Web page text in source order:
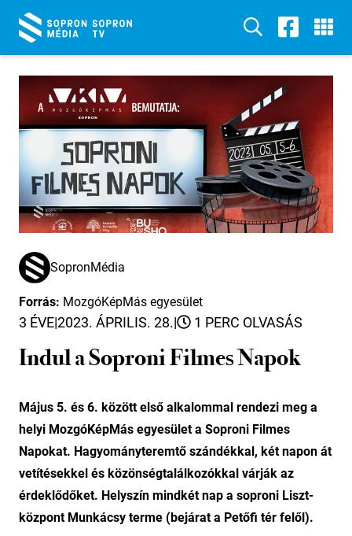
SopronMédia
Forrás: MozgóKépMás egyesület
3 ÉVE|2023. ÁPRILIS. 28.| 1 PERC OLVASÁS
Indul a Soproni Filmes Napok
Május 5. és 6. között első alkalommal rendezi meg a
helyi MozgóKépMás egyesület a Soproni Filmes
Napokat. Hagyományteremtő szándékkal, két napon át
vetítésekkel és közönségtalálkozókkal várják az
érdeklődőket. Helyszín mindkét nap a soproni Liszt-
központ Munkácsy terme (bejárat a Petőfi tér felől).